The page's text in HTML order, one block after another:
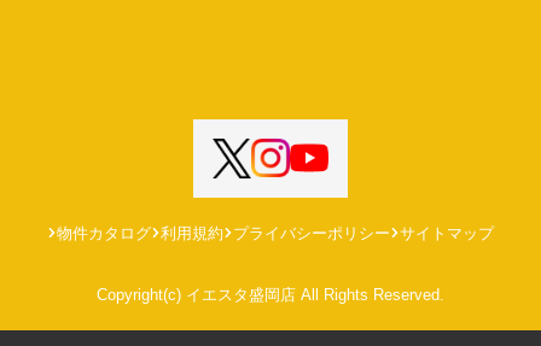
物件カタログ 利用規約 プライバシーポリシー サイトマップ
Copyright(c) イエスタ盛岡店 All Rights Reserved.